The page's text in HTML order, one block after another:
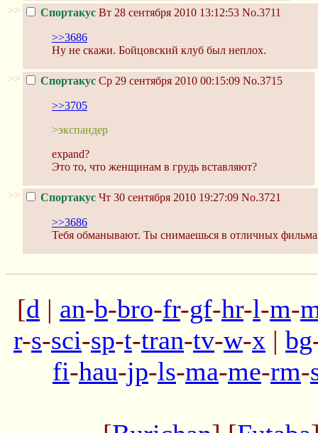
>> Спортакус Вт 28 сентября 2010 13:12:53 No.3711
>>3686
Ну не скажи. Бойцовский клуб был неплох.
>> Спортакус Ср 29 сентября 2010 00:15:09 No.3715
>>3705
>экспандер
expand?
Это то, что женщинам в грудь вставляют?
>> Спортакус Чт 30 сентября 2010 19:27:09 No.3721
>>3686
Тебя обманывают. Ты снимаешься в отличных
[d | an-b-bro-fr-gf-hr-l-m-
r-s-sci-sp-t-tran-tv-w-x | bg
fi-hau-jp-ls-ma-me-rm-